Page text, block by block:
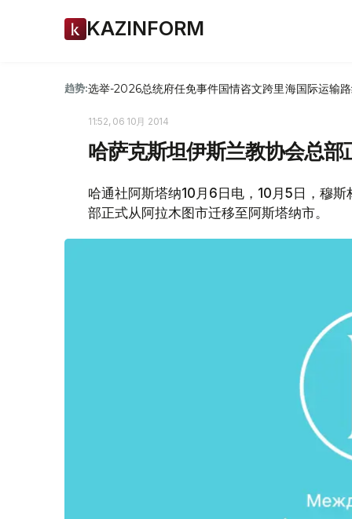
KAZINFORM
趋势:选举-2026总统府任免事件国情咨文跨里海国际运输
11:52, 06 10月 2014
哈萨克斯坦伊斯兰教协会总部
哈通社阿斯塔纳10月6日电，10月5日，穆
部正式从阿拉木图市迁移至阿斯塔纳市。